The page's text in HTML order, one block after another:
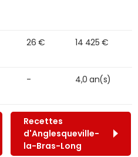
26 € 14 425 €
- 4,0 an(s)
Recettes
d'Anglesqueville-
la-Bras-Long